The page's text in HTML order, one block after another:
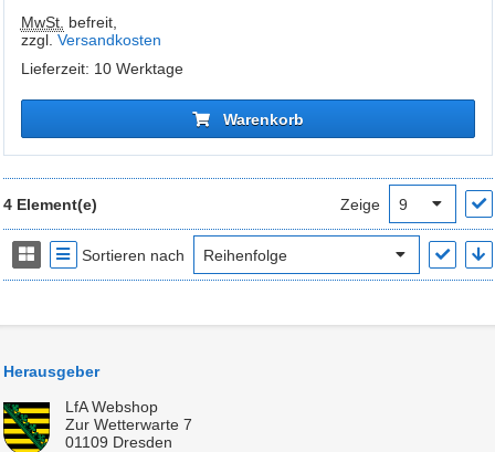
MwSt. befreit,
zzgl. Versandkosten
Lieferzeit: 10 Werktage
Warenkorb
4 Element(e) Zeige
Sortieren nach
Herausgeber
LfA Webshop
Zur Wetterwarte 7
01109 Dresden